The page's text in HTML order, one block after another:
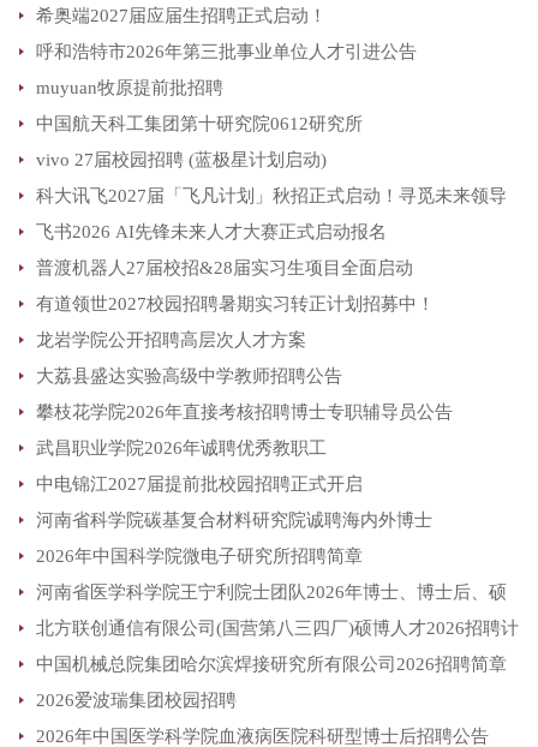
希奥端2027届应届生招聘正式启动！
呼和浩特市2026年第三批事业单位人才引进公告
muyuan牧原提前批招聘
中国航天科工集团第十研究院0612研究所
vivo 27届校园招聘 (蓝极星计划启动)
科大讯飞2027届「飞凡计划」秋招正式启动！寻觅未来领导
者！
飞书2026 AI先锋未来人才大赛正式启动报名
普渡机器人27届校招&28届实习生项目全面启动
有道领世2027校园招聘暑期实习转正计划招募中！
龙岩学院公开招聘高层次人才方案
大荔县盛达实验高级中学教师招聘公告
攀枝花学院2026年直接考核招聘博士专职辅导员公告
武昌职业学院2026年诚聘优秀教职工
中电锦江2027届提前批校园招聘正式开启
河南省科学院碳基复合材料研究院诚聘海内外博士
2026年中国科学院微电子研究所招聘简章
河南省医学科学院王宁利院士团队2026年博士、博士后、硕
士招聘
北方联创通信有限公司(国营第八三四厂)硕博人才2026招聘计
划
中国机械总院集团哈尔滨焊接研究所有限公司2026招聘简章
2026爱波瑞集团校园招聘
2026年中国医学科学院血液病医院科研型博士后招聘公告